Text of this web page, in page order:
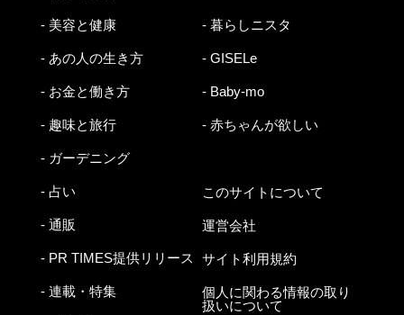
- 美容と健康
- あの人の生き方
- お金と働き方
- 趣味と旅行
- ガーデニング
- 占い
- 通販
- PR TIMES提供リリース
- 連載・特集
- 暮らしニスタ
- GISELe
- Baby-mo
- 赤ちゃんが欲しい
このサイトについて
運営会社
サイト利用規約
個人に関わる情報の取り
扱いについて